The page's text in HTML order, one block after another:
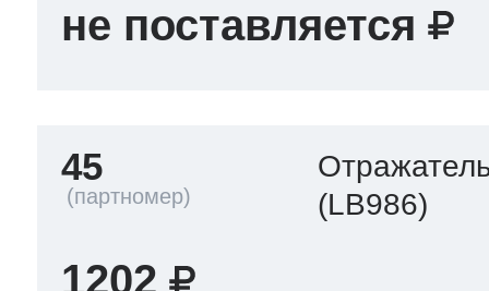
не поставляется
45
(LB986)
1202